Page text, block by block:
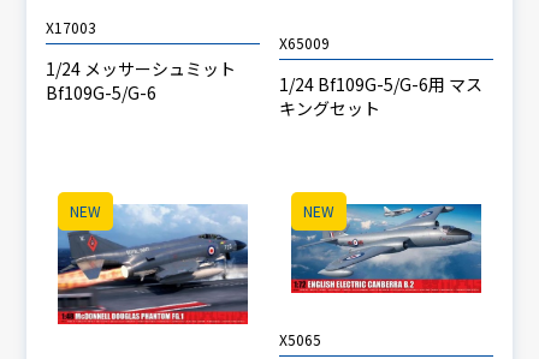
X17003
1/24 メッサーシュミット
Bf109G-5/G-6
X65009
1/24 Bf109G-5/G-6用 マス
キングセット
NEW NEW
X5065